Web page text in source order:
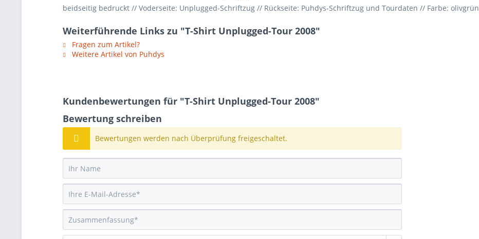
beidseitig bedruckt // Voderseite: Unplugged-Schriftzug // Rückseite: Puhdys-Schriftzug und Tourdaten // Farbe: olivgrün
Weiterführende Links zu "T-Shirt Unplugged-Tour 2008"
Fragen zum Artikel?
Weitere Artikel von Puhdys
Kundenbewertungen für "T-Shirt Unplugged-Tour 2008"
Bewertung schreiben
Bewertungen werden nach Überprüfung freigeschaltet.